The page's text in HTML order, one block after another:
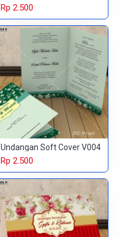
Rp 2.500
Undangan Soft Cover V004
Rp 2.500